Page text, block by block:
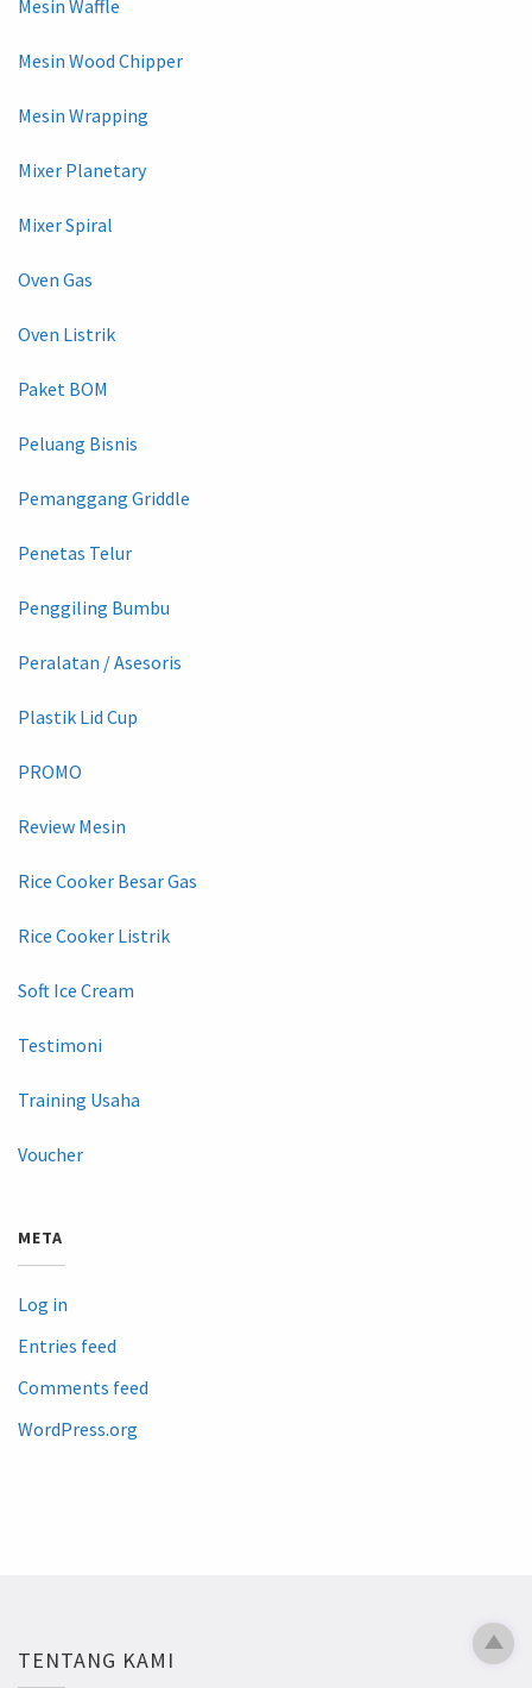
Mesin Waffle
Mesin Wood Chipper
Mesin Wrapping
Mixer Planetary
Mixer Spiral
Oven Gas
Oven Listrik
Paket BOM
Peluang Bisnis
Pemanggang Griddle
Penetas Telur
Penggiling Bumbu
Peralatan / Asesoris
Plastik Lid Cup
PROMO
Review Mesin
Rice Cooker Besar Gas
Rice Cooker Listrik
Soft Ice Cream
Testimoni
Training Usaha
Voucher
META
Log in
Entries feed
Comments feed
WordPress.org
TENTANG KAMI